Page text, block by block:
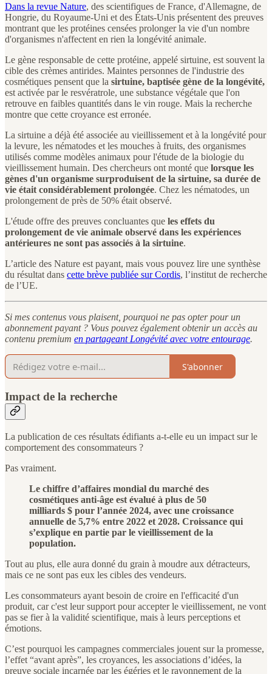
Dans la revue Nature, des scientifiques de France, d'Allemagne, de
Hongrie, du Royaume-Uni et des États-Unis présentent des preuves
montrant que les protéines censées prolonger la vie d'un nombre
d'organismes n'affectent en rien la longévité animale.
Le gène responsable de cette protéine, appelé sirtuine, est souvent la
cible des crèmes antirides. Maintes personnes de l'industrie des
cosmétiques pensent que la sirtuine, baptisée gène de la longévité,
est activée par le resvératrole, une substance végétale que l'on
retrouve en faibles quantités dans le vin rouge. Mais la recherche
montre que cette croyance est erronée.
La sirtuine a déjà été associée au vieillissement et à la longévité pour
la levure, les nématodes et les mouches à fruits, des organismes
utilisés comme modèles animaux pour l'étude de la biologie du
vieillissement humain. Des chercheurs ont monté que lorsque les
gènes d'un organisme surproduisent de la sirtuine, sa durée de
vie était considérablement prolongée. Chez les nématodes, un
prolongement de près de 50% était observé.
L'étude offre des preuves concluantes que les effets du
prolongement de vie animale observé dans les expériences
antérieures ne sont pas associés à la sirtuine.
L’article des Nature est payant, mais vous pouvez lire une synthèse
du résultat dans cette brève publiée sur Cordis, l’institut de recherche
de l’UE.
Si mes contenus vous plaisent, pourquoi ne pas opter pour un
abonnement payant ? Vous pouvez également obtenir un accès au
contenu premium en partageant Longévité avec votre entourage.
S'abonner
Impact de la recherche
La publication de ces résultats édifiants a-t-elle eu un impact sur le
comportement des consommateurs ?
Pas vraiment.
Le chiffre d’affaires mondial du marché des
cosmétiques anti-âge est évalué à plus de 50
milliards $ pour l’année 2024, avec une croissance
annuelle de 5,7% entre 2022 et 2028. Croissance qui
s’explique en partie par le vieillissement de la
population.
Tout au plus, elle aura donné du grain à moudre aux détracteurs,
mais ce ne sont pas eux les cibles des vendeurs.
Les consommateurs ayant besoin de croire en l'efficacité d'un
produit, car c'est leur support pour accepter le vieillissement, ne vont
pas se fier à la validité scientifique, mais à leurs perceptions et
émotions.
C’est pourquoi les campagnes commerciales jouent sur la promesse,
l’effet “avant après”, les croyances, les associations d’idées, la
preuve sociale incarnée par les égéries et le rayonnement de la